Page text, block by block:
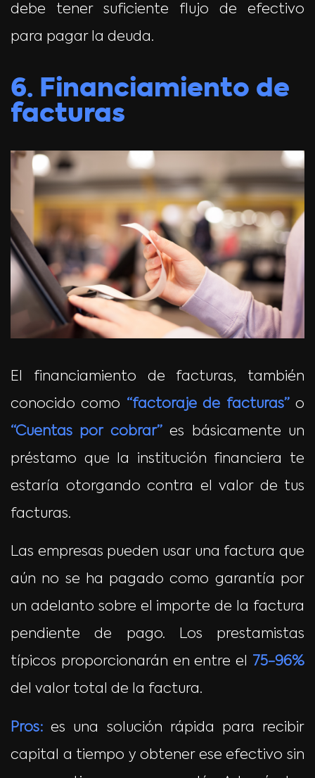
debe tener suficiente flujo de efectivo
para pagar la deuda.
6. Financiamiento de
facturas
El financiamiento de facturas, también
conocido como “factoraje de facturas” o
“Cuentas por cobrar” es básicamente un
préstamo que la institución financiera te
estaría otorgando contra el valor de tus
facturas.
Las empresas pueden usar una factura que
aún no se ha pagado como garantía por
un adelanto sobre el importe de la factura
pendiente de pago. Los prestamistas
típicos proporcionarán en entre el 75-96%
del valor total de la factura.
Pros: es una solución rápida para recibir
capital a tiempo y obtener ese efectivo sin